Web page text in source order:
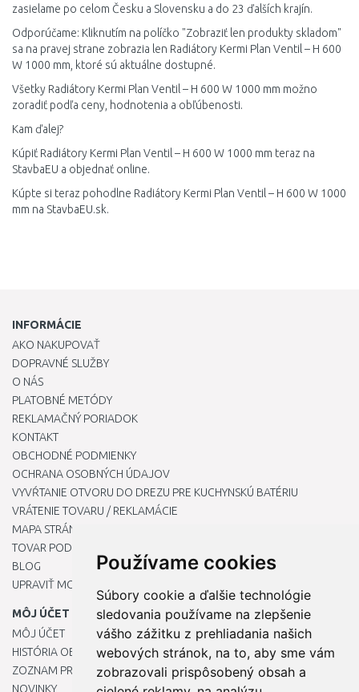
Používame cookies
Súbory cookie a ďalšie technológie
sledovania používame na zlepšenie
vášho zážitku z prehliadania našich
webových stránok, na to, aby sme vám
zobrazovali prispôsobený obsah a
zasielame po celom Česku a Slovensku a do 23 ďalších krajín.
Odporúčame: Kliknutím na políčko "Zobraziť len produkty skladom"
sa na pravej strane zobrazia len Radiátory Kermi Plan Ventil – H 600
W 1000 mm, ktoré sú aktuálne dostupné.
Všetky Radiátory Kermi Plan Ventil – H 600 W 1000 mm možno
zoradiť podľa ceny, hodnotenia a obľúbenosti.
Kam ďalej?
Kúpiť Radiátory Kermi Plan Ventil – H 600 W 1000 mm teraz na
StavbaEU a objednať online.
Kúpte si teraz pohodlne Radiátory Kermi Plan Ventil – H 600 W 1000
mm na StavbaEU.sk.
INFORMÁCIE
AKO NAKUPOVAŤ
DOPRAVNÉ SLUŽBY
O NÁS
PLATOBNÉ METÓDY
REKLAMAČNÝ PORIADOK
KONTAKT
OBCHODNÉ PODMIENKY
OCHRANA OSOBNÝCH ÚDAJOV
VYVŔTANIE OTVORU DO DREZU PRE KUCHYNSKÚ BATÉRIU
VRÁTENIE TOVARU / REKLAMÁCIE
MAPA STRÁNOK
TOVAR PODĽA ZNAČIEK
BLOG
UPRAVIŤ MOJE PREDVOĽBY COOKIES
MÔJ ÚČET
MÔJ ÚČET
HISTÓRIA OBJEDNÁVOK
ZOZNAM PRIANÍ
NOVINKY